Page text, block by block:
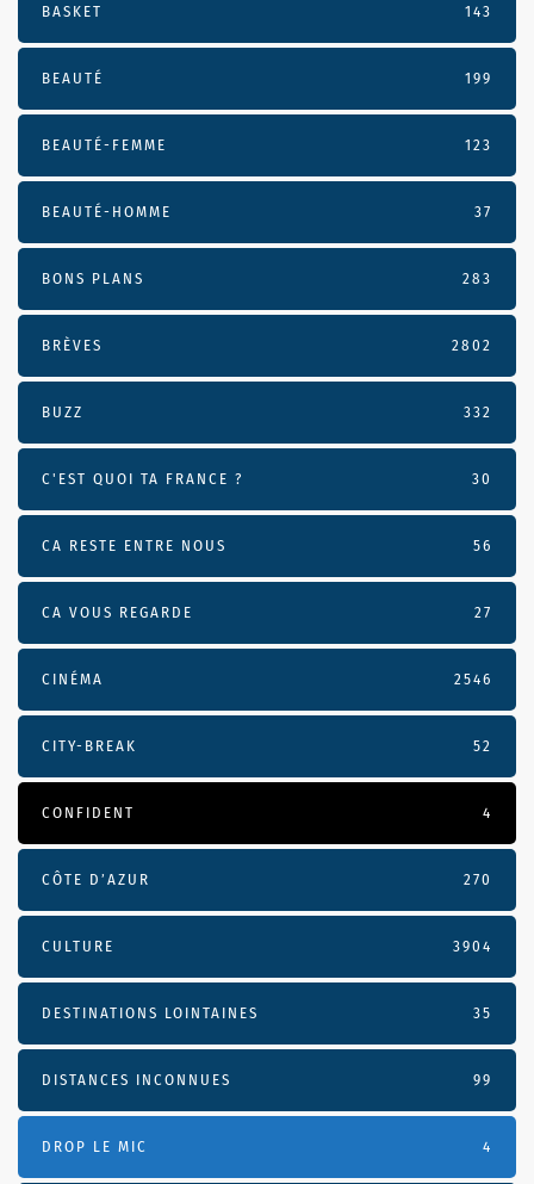
BASKET 143
BEAUTÉ 199
BEAUTÉ-FEMME 123
BEAUTÉ-HOMME 37
BONS PLANS 283
BRÈVES 2802
BUZZ 332
C'EST QUOI TA FRANCE ? 30
CA RESTE ENTRE NOUS 56
CA VOUS REGARDE 27
CINÉMA 2546
CITY-BREAK 52
CONFIDENT 4
CÔTE D’AZUR 270
CULTURE 3904
DESTINATIONS LOINTAINES 35
DISTANCES INCONNUES 99
DROP LE MIC 4